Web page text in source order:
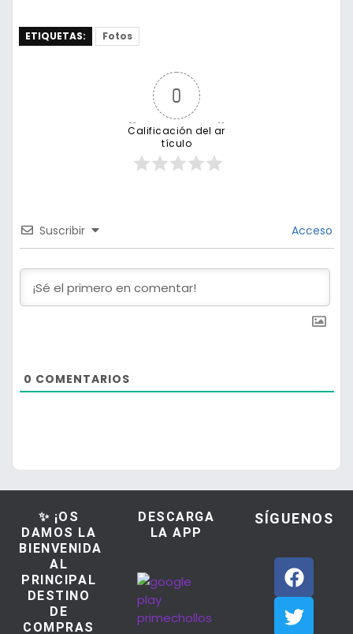
ETIQUETAS: Fotos
0
Calificación del ar
tículo
Suscribir Acceso
0 COMENTARIOS
✨ ¡OS
DAMOS LA
BIENVENIDA
AL
PRINCIPAL
DESTINO
DE
COMPRAS
DESCARGA
LA APP
SÍGUENOS